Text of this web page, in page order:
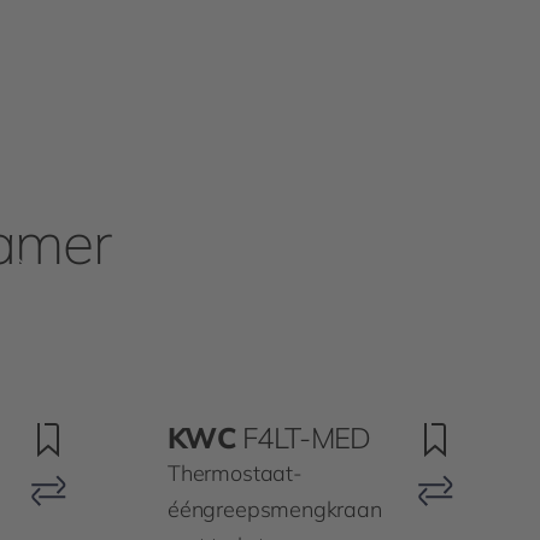
KWC F4LT-MED
Thermostaat-
ééngreepsmengkraan